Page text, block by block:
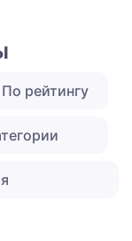
По рейтингу